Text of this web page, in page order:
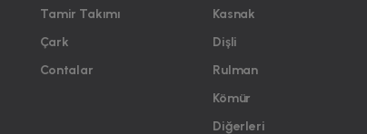
Tamir Takımı
Çark
Contalar
Kasnak
Dişli
Rulman
Kömür
Diğerleri